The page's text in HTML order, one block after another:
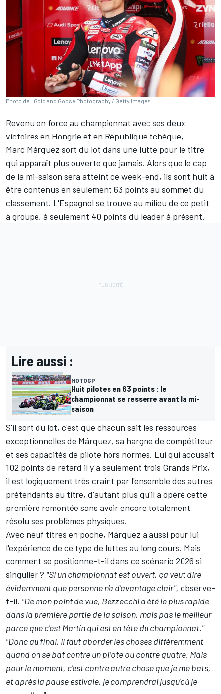
Photo de : Gold and Goose Photography / Getty Images
Revenu en force au championnat avec ses deux
victoires en Hongrie et en République tchèque,
Marc Márquez sort du lot dans une lutte pour le titre
qui apparaît plus ouverte que jamais. Alors que le cap
de la mi-saison sera atteint ce week-end, ils sont huit à
être contenus en seulement 63 points au sommet du
classement. L'Espagnol se trouve au milieu de ce petit
à groupe, à seulement 40 points du leader à présent.
Lire aussi :
MOTOGP
Huit pilotes en 63 points : le
championnat se resserre avant la mi-
saison
S'il sort du lot, c'est que chacun sait les ressources
exceptionnelles de Márquez, sa hargne de compétiteur
et ses capacités de pilote hors normes. Lui qui accusait
102 points de retard il y a seulement trois Grands Prix,
il est logiquement très craint par l'ensemble des autres
prétendants au titre, d'autant plus qu'il a opéré cette
première remontée sans avoir encore totalement
résolu ses problèmes physiques.
Avec neuf titres en poche, Márquez a aussi pour lui
l'expérience de ce type de luttes au long cours. Mais
comment se positionne-t-il dans ce scénario 2026 si
singulier? "Si un championnat est ouvert, ça veut dire
évidemment que personne n'a d'avantage clair", observe-
t-il. "De mon point de vue, Bezzecchi a été le plus rapide
dans la première partie de la saison, mais pas le meilleur
parce que c'est Martín qui est en tête du championnat."
"Donc au final, il faut aborder les choses différemment
quand on se bat contre un pilote ou contre quatre. Mais
pour le moment, c'est contre autre chose que je me bats,
et après la pause estivale, je comprendrai jusqu'où je